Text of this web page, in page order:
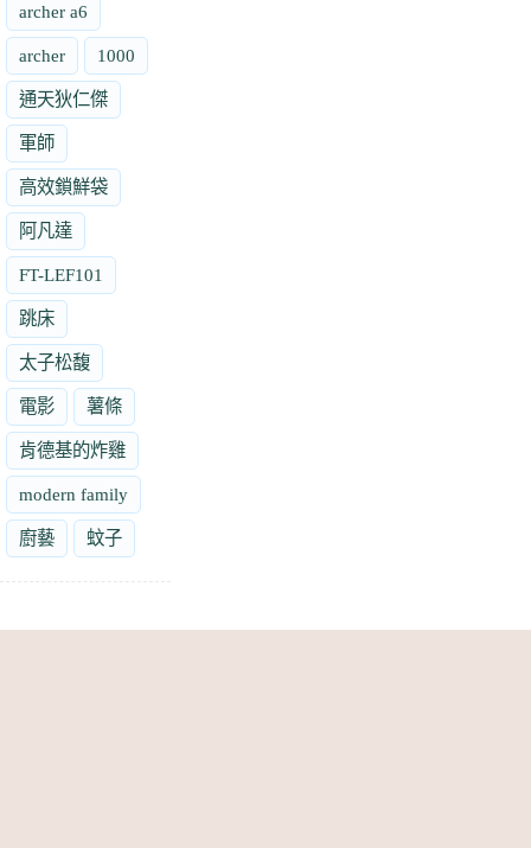
archer a6
archer 1000
通天狄仁傑
軍師
高效鎖鮮袋
阿凡達
FT-LEF101
跳床
太子松馥
電影 薯條
肯德基的炸雞
modern family
廚藝 蚊子